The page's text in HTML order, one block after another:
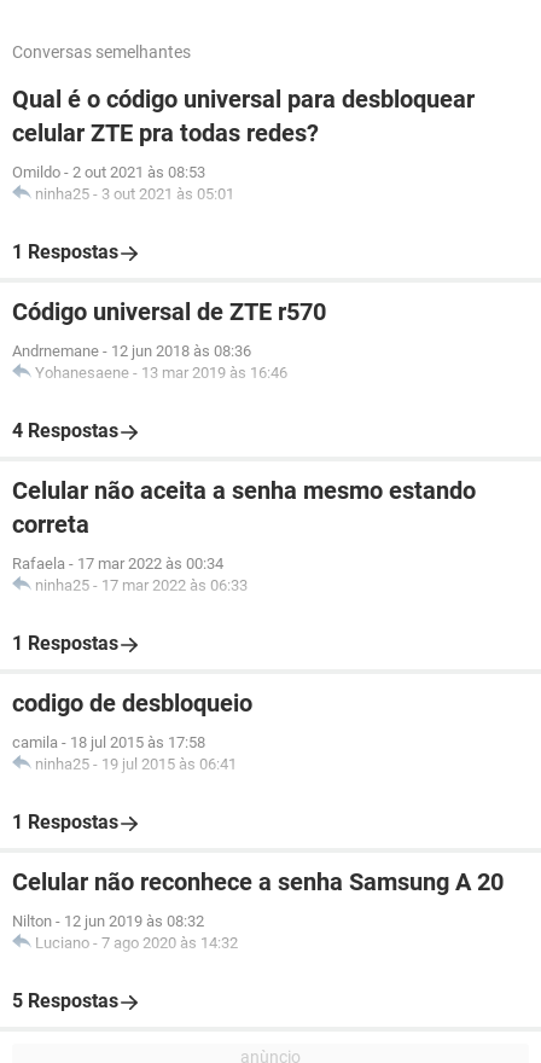
Conversas semelhantes
Qual é o código universal para desbloquear
celular ZTE pra todas redes?
Omildo - 2 out 2021 às 08:53
ninha25 - 3 out 2021 às 05:01
1 Respostas
Código universal de ZTE r570
Andrnemane - 12 jun 2018 às 08:36
Yohanesaene - 13 mar 2019 às 16:46
4 Respostas
Celular não aceita a senha mesmo estando
correta
Rafaela - 17 mar 2022 às 00:34
ninha25 - 17 mar 2022 às 06:33
1 Respostas
codigo de desbloqueio
camila - 18 jul 2015 às 17:58
ninha25 - 19 jul 2015 às 06:41
1 Respostas
Celular não reconhece a senha Samsung A 20
Nilton - 12 jun 2019 às 08:32
Luciano - 7 ago 2020 às 14:32
5 Respostas